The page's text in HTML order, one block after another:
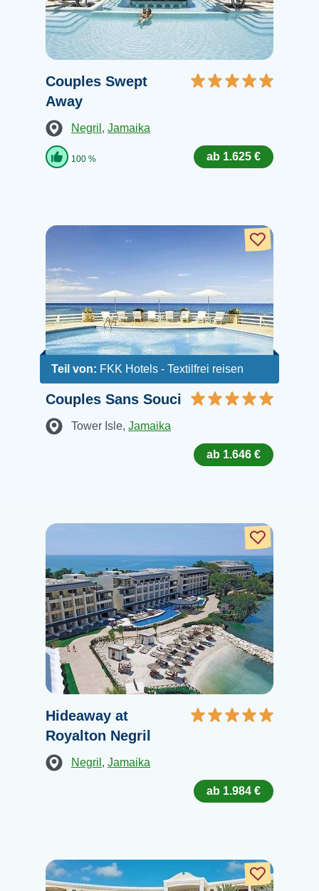
Couples Swept
Away
Negril , Jamaika
100 % ab 1.625 €
Teil von: FKK Hotels - Textilfrei reisen
Couples Sans Souci
Tower Isle, Jamaika
ab 1.646 €
Hideaway at
Royalton Negril
Negril , Jamaika
ab 1.984 €